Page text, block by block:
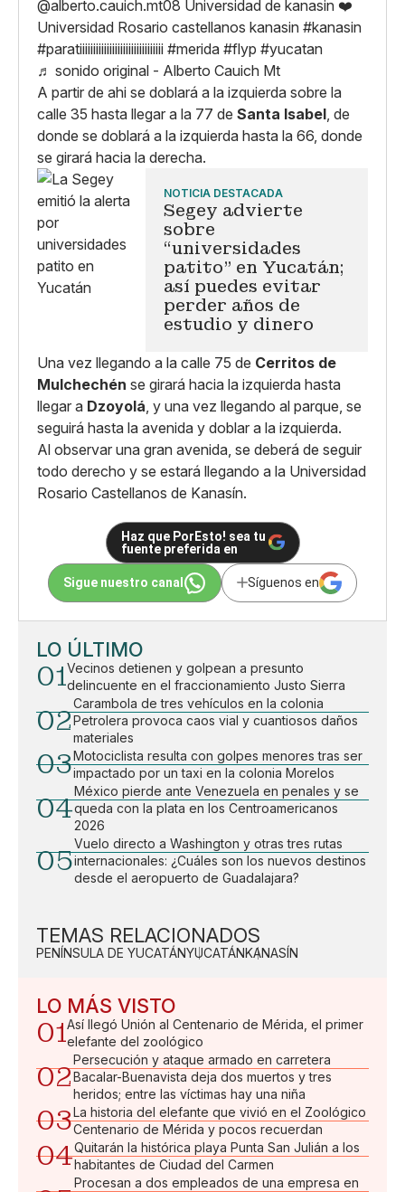
@alberto.cauich.mt08 Universidad de kanasin ❤️
Universidad Rosario castellanos kanasin #kanasin
#paratiiiiiiiiiiiiiiiiiiiiiiiiiiiiiii #merida #flyp #yucatan
♬ sonido original - Alberto Cauich Mt
A partir de ahi se doblará a la izquierda sobre la
calle 35 hasta llegar a la 77 de Santa Isabel , de
donde se doblará a la izquierda hasta la 66, donde
se girará hacia la derecha.
NOTICIA DESTACADA
Segey advierte
sobre
“universidades
patito” en Yucatán;
así puedes evitar
perder años de
estudio y dinero
Una vez llegando a la calle 75 de Cerritos de
Mulchechén se girará hacia la izquierda hasta
llegar a Dzoyolá , y una vez llegando al parque, se
seguirá hasta la avenida y doblar a la izquierda.
Al observar una gran avenida, se deberá de seguir
todo derecho y se estará llegando a la Universidad
Rosario Castellanos de Kanasín.
Haz que PorEsto! sea tu
fuente preferida en
Sigue nuestro canal Síguenos en
LO ÚLTIMO
01Vecinos detienen y golpean a presunto
delincuente en el fraccionamiento Justo Sierra
02
Carambola de tres vehículos en la colonia
Petrolera provoca caos vial y cuantiosos daños
materiales
03Motociclista resulta con golpes menores tras ser
impactado por un taxi en la colonia Morelos
04
México pierde ante Venezuela en penales y se
queda con la plata en los Centroamericanos
2026
05
Vuelo directo a Washington y otras tres rutas
internacionales: ¿Cuáles son los nuevos destinos
desde el aeropuerto de Guadalajara?
TEMAS RELACIONADOS
PENÍNSULA DE YUCATÁNYUCATÁNKANASÍN
LO MÁS VISTO
01Así llegó Unión al Centenario de Mérida, el primer
elefante del zoológico
02
Persecución y ataque armado en carretera
Bacalar-Buenavista deja dos muertos y tres
heridos; entre las víctimas hay una niña
03La historia del elefante que vivió en el Zoológico
Centenario de Mérida y pocos recuerdan
04Quitarán la histórica playa Punta San Julián a los
habitantes de Ciudad del Carmen
Procesan a dos empleados de una empresa en